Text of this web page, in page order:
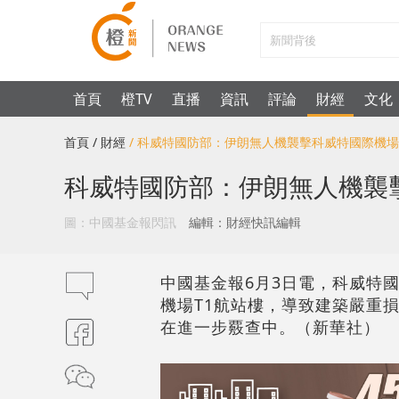
首頁 橙TV 直播 資訊 評論 財經 文化
首頁 / 財經 / 科威特國防部：伊朗無人機襲擊科威特國際機
科威特國防部：伊朗無人機
圖：中國基金報閃訊 編輯：財經快訊編輯
中國基金報6月3日電，科威特
機場T1航站樓，導致建築嚴重
在進一步覈查中。（新華社）